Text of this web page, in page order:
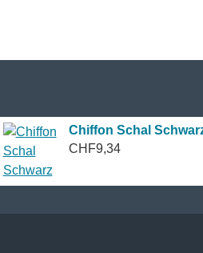
Chiffon Schal
CHF9,34